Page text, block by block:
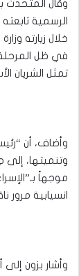
وقال المتحدث
الرسمية
خلال زيارته
في ظل المرحلة
تمثل الشريان
وأضاف، أن
وتنميتها، إلى
موجهاً
انسيابية مرور
وأشار بزون